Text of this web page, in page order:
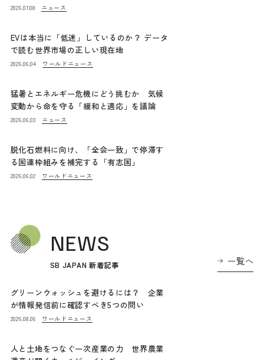
2026.07.08 ニュース
EVは本当に「低迷」しているのか？ データ
で読む世界市場の正しい現在地
2026.06.04 ワールドニュース
猛暑とエネルギー危機にどう挑むか 気候
変動から命を守る「緩和と適応」を議論
2026.06.03 ニュース
脱化石燃料に向け、「全会一致」で停滞す
る国連枠組みを補完する「有志国」
2026.06.02 ワールドニュース
NEWS
SB JAPAN 新着記事 一覧へ
グリーンウォッシュを避けるには？ 企業
が情報発信前に確認すべき5つの問い
2026.08.06 ワールドニュース
人と土地をつなぐ一次産業の力 世界農業